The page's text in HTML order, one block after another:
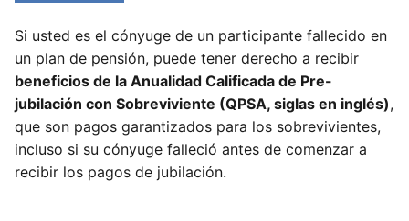
Si usted es el cónyuge de un participante fallecido en
un plan de pensión, puede tener derecho a recibir
beneficios de la Anualidad Calificada de Pre-
jubilación con Sobreviviente (QPSA, siglas en inglés),
que son pagos garantizados para los sobrevivientes,
incluso si su cónyuge falleció antes de comenzar a
recibir los pagos de jubilación.